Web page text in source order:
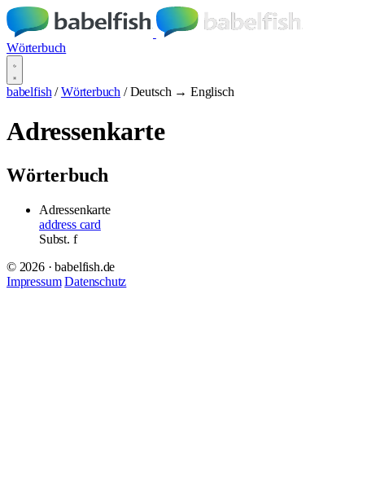
Wörterbuch
babelfish / Wörterbuch / Deutsch → Englisch
Adressenkarte
Wörterbuch
Adressenkarte
address card
Subst. f
© 2026 · babelfish.de
Impressum Datenschutz